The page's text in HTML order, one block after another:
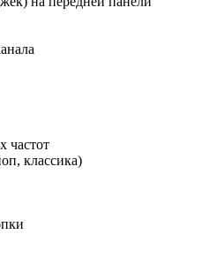
частот
классика)